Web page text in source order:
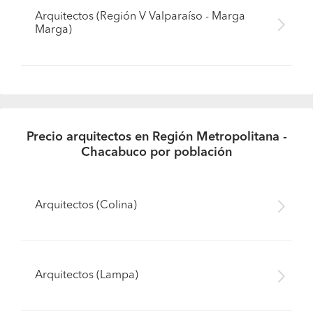
Arquitectos (Región V Valparaíso - Marga
Marga)
Precio arquitectos en Región Metropolitana -
Chacabuco por población
Arquitectos (Colina)
Arquitectos (Lampa)